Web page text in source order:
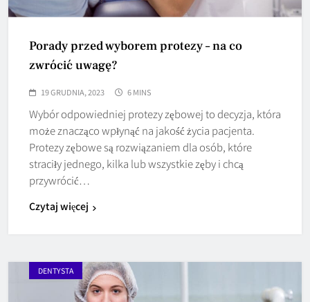
Porady przed wyborem protezy – na co
zwrócić uwagę?
19 GRUDNIA, 2023 6 MINS
Wybór odpowiedniej protezy zębowej to decyzja, która
może znacząco wpłynąć na jakość życia pacjenta.
Protezy zębowe są rozwiązaniem dla osób, które
straciły jednego, kilka lub wszystkie zęby i chcą
przywrócić…
Czytaj więcej
DENTYSTA